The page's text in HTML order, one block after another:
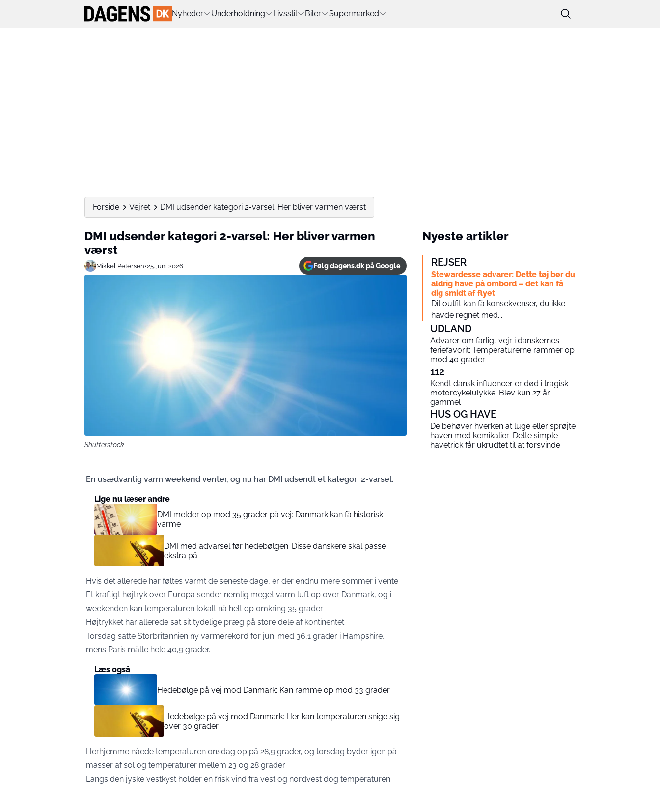
Nyheder Underholdning Livsstil Biler Supermarked
Forside Vejret DMI udsender kategori 2-varsel: Her bliver varmen værst
DMI udsender kategori 2-varsel: Her bliver varmen
værst
Mikkel Petersen•25. juni 2026 Følg dagens.dk på Google
Shutterstock
En usædvanlig varm weekend venter, og nu har DMI udsendt et kategori 2-varsel.
Lige nu læser andre
DMI melder op mod 35 grader på vej: Danmark kan få historisk
varme
DMI med advarsel før hedebølgen: Disse danskere skal passe
ekstra på
Hvis det allerede har føltes varmt de seneste dage, er der endnu mere sommer i vente.
Et kraftigt højtryk over Europa sender nemlig meget varm luft op over Danmark, og i
weekenden kan temperaturen lokalt nå helt op omkring 35 grader.
Højtrykket har allerede sat sit tydelige præg på store dele af kontinentet.
Torsdag satte Storbritannien ny varmerekord for juni med 36,1 grader i Hampshire,
mens Paris målte hele 40,9 grader.
Læs også
Hedebølge på vej mod Danmark: Kan ramme op mod 33 grader
Hedebølge på vej mod Danmark: Her kan temperaturen snige sig
over 30 grader
Herhjemme nåede temperaturen onsdag op på 28,9 grader, og torsdag byder igen på
masser af sol og temperaturer mellem 23 og 28 grader.
Langs den jyske vestkyst holder en frisk vind fra vest og nordvest dog temperaturen
Nyeste artikler
REJSER
Stewardesse advarer: Dette tøj bør du
aldrig have på ombord – det kan få
dig smidt af flyet
Dit outfit kan få konsekvenser, du ikke
havde regnet med....
UDLAND
Advarer om farligt vejr i danskernes
feriefavorit: Temperaturerne rammer op
mod 40 grader
112
Kendt dansk influencer er død i tragisk
motorcykelulykke: Blev kun 27 år
gammel
HUS OG HAVE
De behøver hverken at luge eller sprøjte
haven med kemikalier: Dette simple
havetrick får ukrudtet til at forsvinde